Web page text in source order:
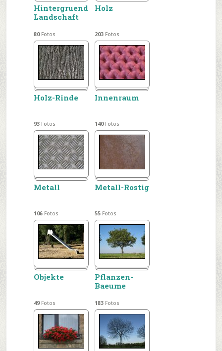
Hintergruende-
Landschaft
80Fotos
Holz
203Fotos
Holz-Rinde
93Fotos
Innenraum
140Fotos
Metall
106Fotos
Metall-Rostig
55Fotos
Objekte
49Fotos
Pflanzen-
Baeume
183Fotos